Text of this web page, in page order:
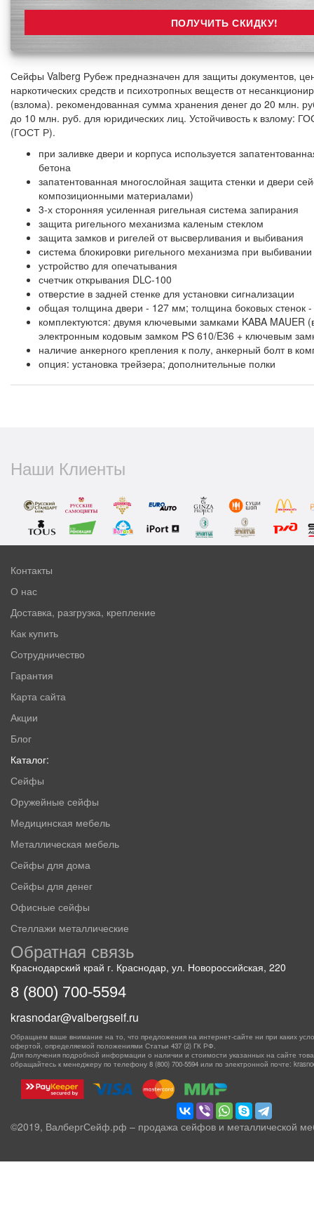
Сейфы Valberg Рубеж предназначен для защиты документов,
наркотических средств и психотропных веществ от
(взлома). рекомендованная сумма хранения денег до 20 млн.
до 10 млн. руб. для юридических лиц. Устойчивость к взлому:
(ГОСТ Р).
при заливке двери и корпуса используется
бетона
запатентованная многослойная защита стенки и двери
композиционными материалами)
3-х сторонняя усиленная ригельная система запирания
защита ригельного механизма каленым стеклом
защита замков и ригелей от высверливания и выбивания
система блокировки ригельного механизма при
устройство для опечатывания
счетчик открывания DLC-100
отверстие в задней стенке для установки сигнализации
общая толщина двери - 127 мм; толщина боковых стенок
комплектуются: двумя ключевыми замками KABA MAUER
электронным кодовым замком PS 610/E36 + ключевым
наличие анкерного крепления к полу, анкерный болт в
опция: установка трейзера; дополнительные полки
Наши Клиенты
Контакты
О нас
Доставка, разгрузка, крепление
Как купить
Сотрудничество
Гарантия
Карта сайта
Акции
Блог
Каталог:
Сейфы
Оружейные сейфы
Медицинская мебель
Металлическая мебель
Сейфы для дома
Сейфы для денег
Офисные сейфы
Стеллажи металлические
Обратная связь
Краснодарский край г. Краснодар, ул. Новороссийская, 220
8 (800) 700-5594
krasnodar@valbergseif.ru
Обращаем ваше внимание на то, что предложения на интернет-сайте ни при каких
офертой, определяемой положениями Статьи 437 (2) ГК РФ.
Для получения подробной информации о наличии и стоимости указанных на сайте
обращайтесь к менеджеру по телефону 8 (800) 700-5594 или по электронной почте:
©2019, ВалбергСейф.рф – продажа сейфов и металлической